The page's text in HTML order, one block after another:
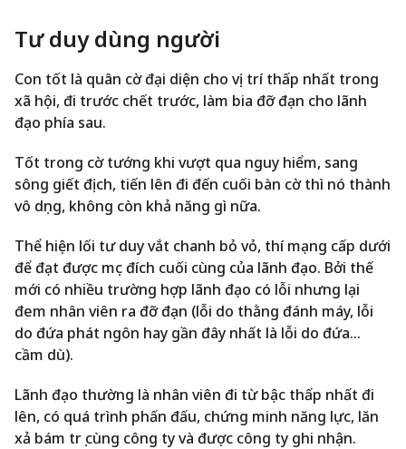
Tư duy dùng người
Con tốt là quân cờ đại diện cho vị trí thấp nhất trong
xã hội, đi trước chết trước, làm bia đỡ đạn cho lãnh
đạo phía sau.
Tốt trong cờ tướng khi vượt qua nguy hiểm, sang
sông giết địch, tiến lên đi đến cuối bàn cờ thì nó thành
vô dụng, không còn khả năng gì nữa.
Thể hiện lối tư duy vắt chanh bỏ vỏ, thí mạng cấp dưới
để đạt được mục đích cuối cùng của lãnh đạo. Bởi thế
mới có nhiều trường hợp lãnh đạo có lỗi nhưng lại
đem nhân viên ra đỡ đạn (lỗi do thằng đánh máy, lỗi
do đứa phát ngôn hay gần đây nhất là lỗi do đứa…
cầm dù).
Lãnh đạo thường là nhân viên đi từ bậc thấp nhất đi
lên, có quá trình phấn đấu, chứng minh năng lực, lăn
xả bám trụ cùng công ty và được công ty ghi nhận.